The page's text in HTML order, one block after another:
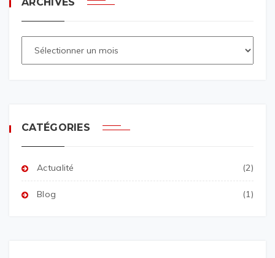
CATÉGORIES
Actualité (2)
Blog (1)